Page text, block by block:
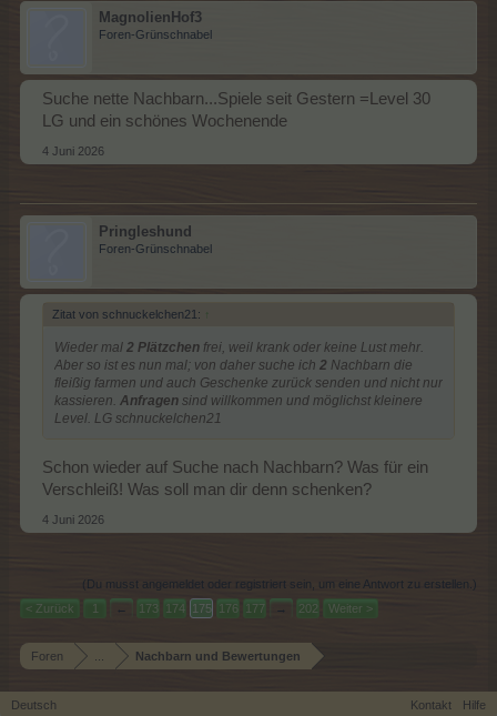
MagnolienHof3
Foren-Grünschnabel
Suche nette Nachbarn...Spiele seit Gestern =Level 30
LG und ein schönes Wochenende
4 Juni 2026
Pringleshund
Foren-Grünschnabel
Zitat von schnuckelchen21: ↑
Wieder mal 2 Plätzchen frei, weil krank oder keine Lust mehr.
Aber so ist es nun mal; von daher suche ich 2 Nachbarn die
fleißig farmen und auch Geschenke zurück senden und nicht nur
kassieren. Anfragen sind willkommen und möglichst kleinere
Level. LG schnuckelchen21
Schon wieder auf Suche nach Nachbarn? Was für ein
Verschleiß! Was soll man dir denn schenken?
4 Juni 2026
(Du musst angemeldet oder registriert sein, um eine Antwort zu erstellen.)
< Zurück
1 ← 173 174 175 176 177 → 202 Weiter >
Foren Nachbarn und Bewertungen
Deutsch Kontakt Hilfe